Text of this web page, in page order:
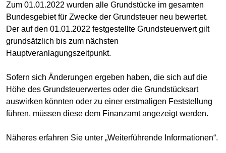
Zum 01.01.2022 wurden alle Grundstücke im gesamten
Bundesgebiet für Zwecke der Grundsteuer neu bewertet.
Der auf den 01.01.2022 festgestellte Grundsteuerwert gilt
grundsätzlich bis zum nächsten
Hauptveranlagungszeitpunkt.
Sofern sich Änderungen ergeben haben, die sich auf die
Höhe des Grundsteuerwertes oder die Grundstücksart
auswirken könnten oder zu einer erstmaligen Feststellung
führen, müssen diese dem Finanzamt angezeigt werden.
Näheres erfahren Sie unter „Weiterführende Informationen“.